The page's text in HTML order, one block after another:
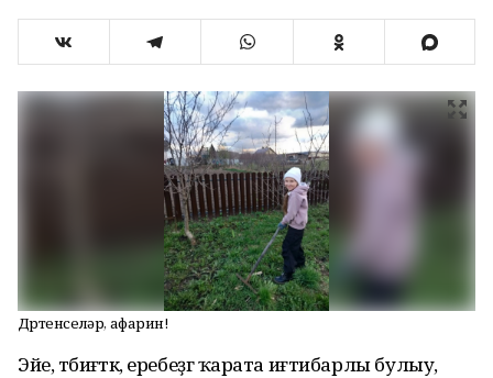
Дүртенселәр, афарин!
Эйе, тәбиғәткә, еребеҙгә ҡарата иғтибарлы булыу,